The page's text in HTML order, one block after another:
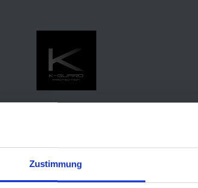
Zustimmung
Active Line.